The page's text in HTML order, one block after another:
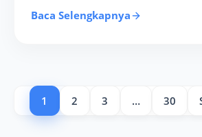
Baca Selengkapnya
1 2 3 … 30